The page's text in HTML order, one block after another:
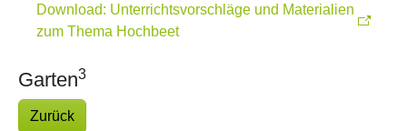
Download: Unterrichtsvorschläge und Materialien
zum Thema Hochbeet
Garten3
Zurück